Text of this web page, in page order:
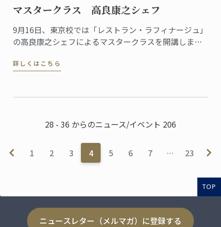
マスタークラス 高良康之シェフ
9月16日、東京校では「レストラン・ラフィナージュ」
の高良康之シェフによるマスタークラスを開講しまし
詳しくはこちら
28 - 36 からのニュース/イベント 206
1 2 3 4 5 6 7 … 23
TOP
ニュースレター（メルマガ）に登録する